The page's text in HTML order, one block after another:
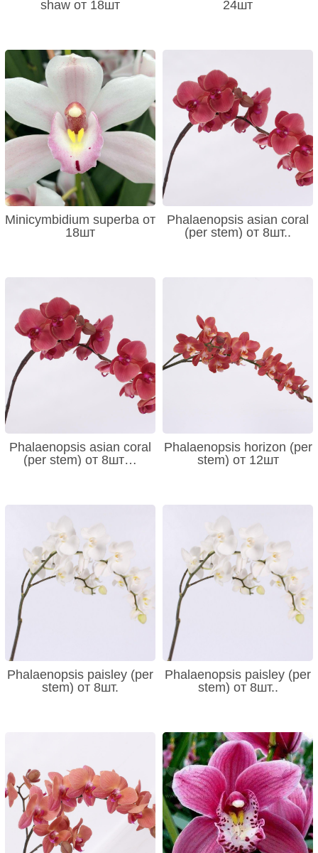
shaw от 18шт
24шт
Minicymbidium superba от
18шт
Phalaenopsis asian coral
(per stem) от 8шт..
Phalaenopsis asian coral
(per stem) от 8шт…
Phalaenopsis horizon (per
stem) от 12шт
Phalaenopsis paisley (per
stem) от 8шт.
Phalaenopsis paisley (per
stem) от 8шт..